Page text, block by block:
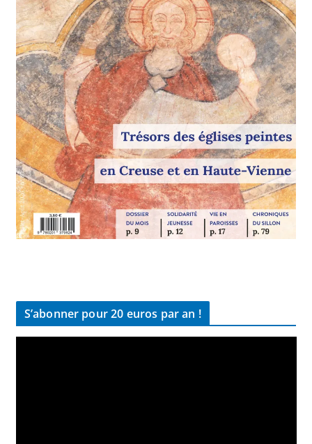
S’abonner pour 20 euros par an !